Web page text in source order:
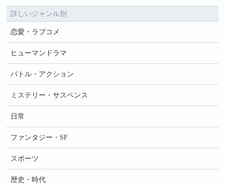
詳しいジャンル別
恋愛・ラブコメ
ヒューマンドラマ
バトル・アクション
ミステリー・サスペンス
日常
ファンタジー・SF
スポーツ
歴史・時代